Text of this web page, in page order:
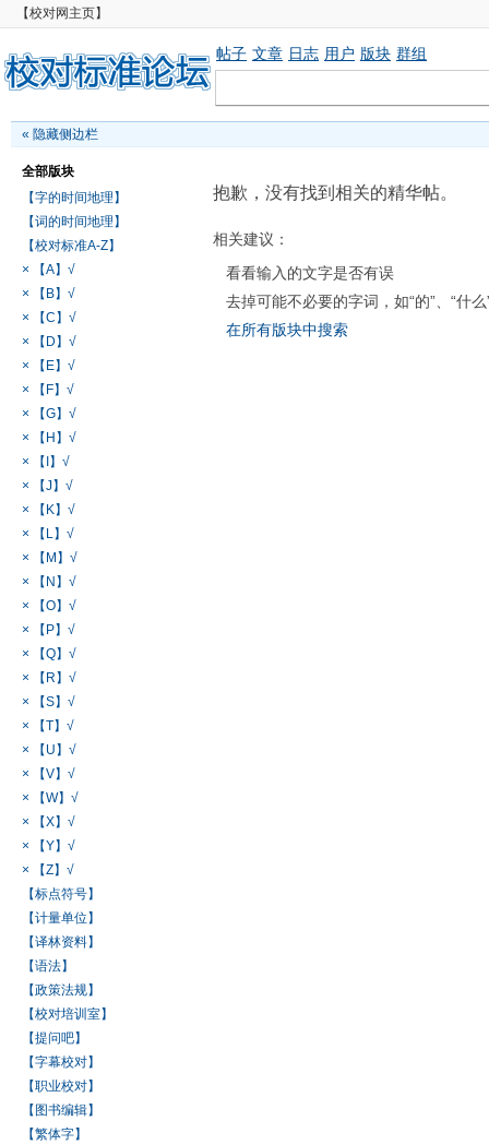
【校对网主页】
帖子 文章 日志 用户 版块 群组
« 隐藏侧边栏
全部版块
【字的时间地理】
【词的时间地理】
【校对标准A-Z】
× 【A】√
× 【B】√
× 【C】√
× 【D】√
× 【E】√
× 【F】√
× 【G】√
× 【H】√
× 【I】√
× 【J】√
× 【K】√
× 【L】√
× 【M】√
× 【N】√
× 【O】√
× 【P】√
× 【Q】√
× 【R】√
× 【S】√
× 【T】√
× 【U】√
× 【V】√
× 【W】√
× 【X】√
× 【Y】√
× 【Z】√
【标点符号】
【计量单位】
【译林资料】
【语法】
【政策法规】
【校对培训室】
【提问吧】
【字幕校对】
【职业校对】
【图书编辑】
【繁体字】
抱歉，没有找到相关的精华帖。
相关建议：
看看输入的文字是否有误
去掉可能不必要的字词，如“的”、“什么
在所有版块中搜索